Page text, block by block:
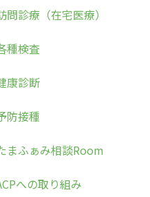
問診療（在宅医療）
種検査
康診断
防接種
まふぁみ相談Room
への取り組み